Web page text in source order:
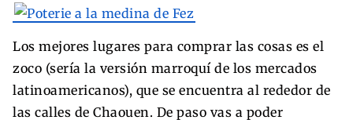
Los mejores lugares para comprar las cosas es el
zoco (sería la versión marroquí de los mercados
latinoamericanos), que se encuentra al rededor de
las calles de Chaouen. De paso vas a poder